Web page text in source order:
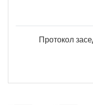
Протокол